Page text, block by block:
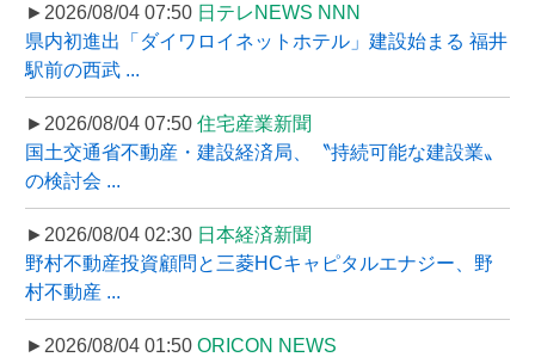
►2026/08/04 07:50 日テレNEWS NNN
県内初進出「ダイワロイネットホテル」建設始まる 福井
駅前の西武 ...
►2026/08/04 07:50 住宅産業新聞
国土交通省不動産・建設経済局、〝持続可能な建設業〟
の検討会 ...
►2026/08/04 02:30 日本経済新聞
野村不動産投資顧問と三菱HCキャピタルエナジー、野
村不動産 ...
►2026/08/04 01:50 ORICON NEWS